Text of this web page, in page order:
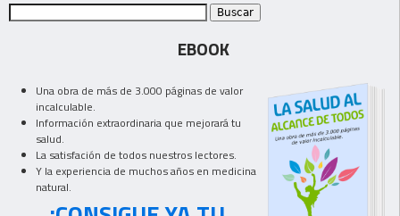
EBOOK
Una obra de más de 3.000 páginas de valor
incalculable.
Información extraordinaria que mejorará tu
salud.
La satisfación de todos nuestros lectores.
Y la experiencia de muchos años en medicina
natural.